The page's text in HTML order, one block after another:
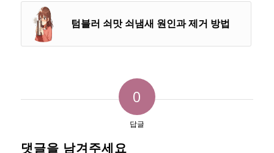
텀블러 쇠맛 쇠냄새 원인과 제거 방법
0
답글
댓글을 남겨주세요